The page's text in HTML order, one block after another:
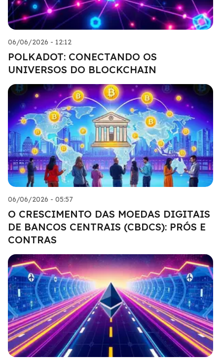
06/06/2026 - 12:12
POLKADOT: CONECTANDO OS
UNIVERSOS DO BLOCKCHAIN
06/06/2026 - 05:57
O CRESCIMENTO DAS MOEDAS DIGITAIS
DE BANCOS CENTRAIS (CBDCS): PRÓS E
CONTRAS